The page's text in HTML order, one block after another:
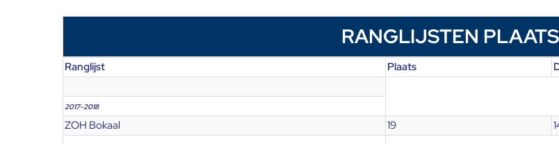
RANGLIJSTEN
Ranglijst Plaats
2017-2018
ZOH Bokaal 19